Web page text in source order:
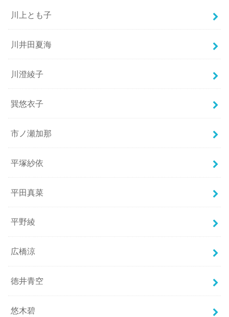
川上とも子
川井田夏海
川澄綾子
巽悠衣子
市ノ瀬加那
平塚紗依
平田真菜
平野綾
広橋涼
徳井青空
悠木碧